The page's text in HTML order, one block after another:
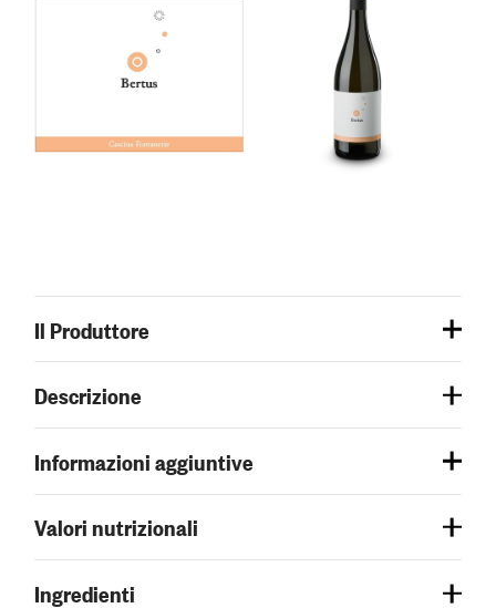
Il Produttore
Descrizione
Informazioni aggiuntive
Valori nutrizionali
Ingredienti